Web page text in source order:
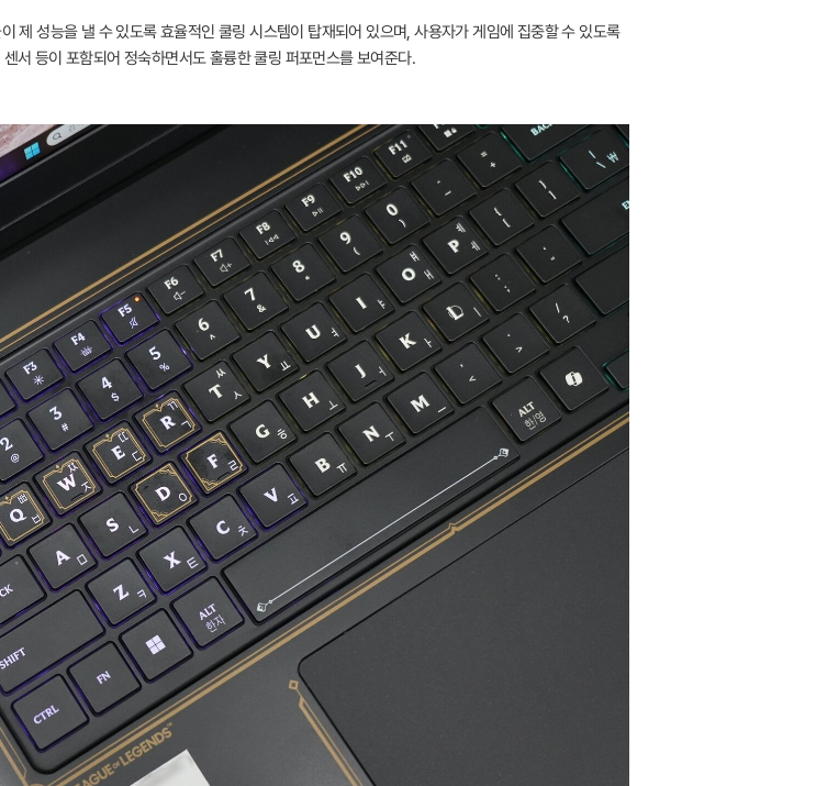
제 성능을 낼 수 있도록 효율적인 쿨링 시스템이 탑재되어 있으며, 사용자가 게임에 집중할 수 있도록
서 등이 포함되어 정숙하면서도 훌륭한 쿨링 퍼포먼스를 보여준다.